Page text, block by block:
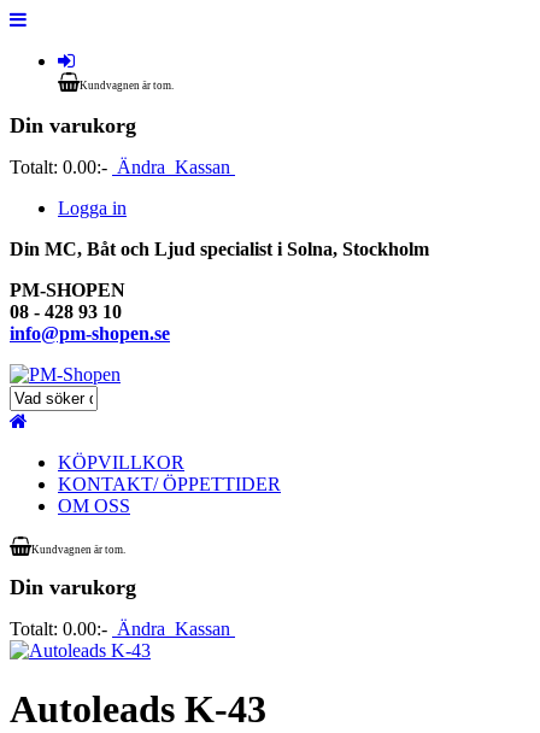
Kundvagnen är tom.
Din varukorg
Totalt: 0.00:- Ändra Kassan
Logga in
Din MC, Båt och Ljud specialist i Solna, Stockholm
PM-SHOPEN
08 - 428 93 10
info@pm-shopen.se
KÖPVILLKOR
KONTAKT/ ÖPPETTIDER
OM OSS
Kundvagnen är tom.
Din varukorg
Totalt: 0.00:- Ändra Kassan
Autoleads K-43